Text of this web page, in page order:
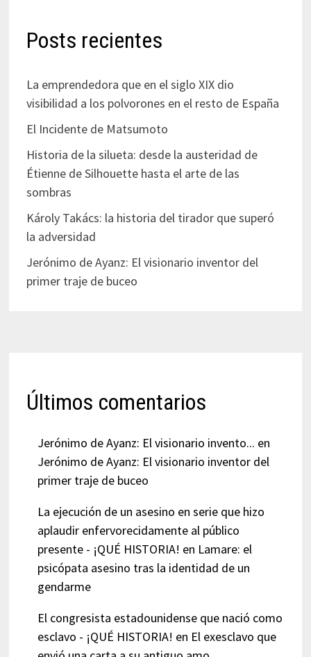
Posts recientes
La emprendedora que en el siglo XIX dio
visibilidad a los polvorones en el resto de España
El Incidente de Matsumoto
Historia de la silueta: desde la austeridad de
Étienne de Silhouette hasta el arte de las
sombras
Károly Takács: la historia del tirador que superó
la adversidad
Jerónimo de Ayanz: El visionario inventor del
primer traje de buceo
Últimos comentarios
Jerónimo de Ayanz: El visionario invento... en
Jerónimo de Ayanz: El visionario inventor del
primer traje de buceo
La ejecución de un asesino en serie que hizo
aplaudir enfervorecidamente al público
presente - ¡QUÉ HISTORIA! en Lamare: el
psicópata asesino tras la identidad de un
gendarme
El congresista estadounidense que nació como
esclavo - ¡QUÉ HISTORIA! en El exesclavo que